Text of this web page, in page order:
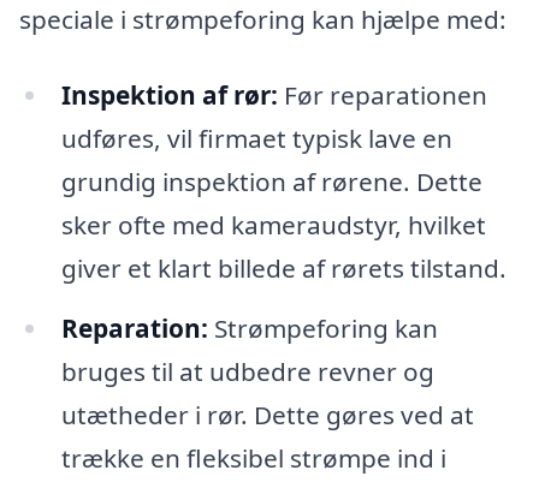
speciale i strømpeforing kan hjælpe med:
Inspektion af rør: Før reparationen
udføres, vil firmaet typisk lave en
grundig inspektion af rørene. Dette
sker ofte med kameraudstyr, hvilket
giver et klart billede af rørets tilstand.
Reparation: Strømpeforing kan
bruges til at udbedre revner og
utætheder i rør. Dette gøres ved at
trække en fleksibel strømpe ind i